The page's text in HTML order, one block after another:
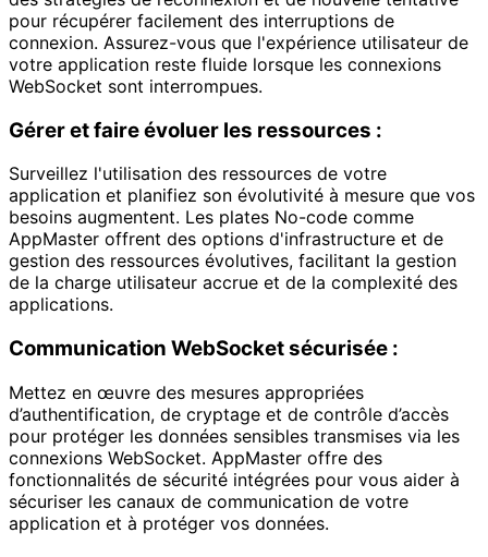
pour récupérer facilement des interruptions de
connexion. Assurez-vous que l'expérience utilisateur de
votre application reste fluide lorsque les connexions
WebSocket sont interrompues.
Gérer et faire évoluer les ressources :
Surveillez l'utilisation des ressources de votre
application et planifiez son évolutivité à mesure que vos
besoins augmentent. Les plates No-code comme
AppMaster offrent des options d'infrastructure et de
gestion des ressources évolutives, facilitant la gestion
de la charge utilisateur accrue et de la complexité des
applications.
Communication WebSocket sécurisée :
Mettez en œuvre des mesures appropriées
d’authentification, de cryptage et de contrôle d’accès
pour protéger les données sensibles transmises via les
connexions WebSocket. AppMaster offre des
fonctionnalités de sécurité intégrées pour vous aider à
sécuriser les canaux de communication de votre
application et à protéger vos données.